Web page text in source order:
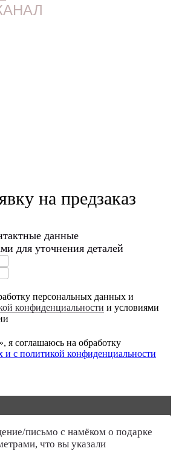
на предзаказ
данные
для уточнения деталей
персональных данных и
конфиденциальности и условиями
я соглашаюсь на обработку
и с политикой конфиденциальности
письмо с намёком о подарке
что вы указали